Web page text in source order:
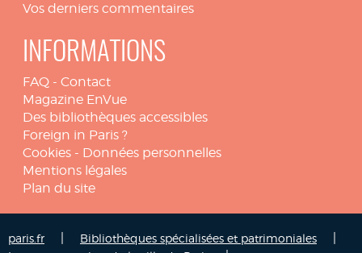
Vos derniers commentaires
INFORMATIONS
FAQ - Contact
Magazine EnVue
Des bibliothèques accessibles
Foreign in Paris ?
Cookies - Données personnelles
Mentions légales
Plan du site
paris.fr Bibliothèques spécialisées et patrimoniales